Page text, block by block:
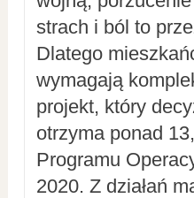
strach i ból to
Dlatego
wymagają
projekt, który
otrzyma ponad
Programu
2020. Z działań